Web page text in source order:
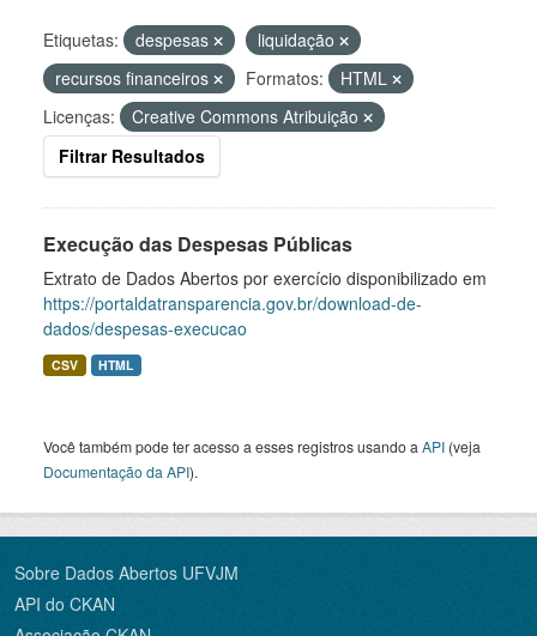
Etiquetas: despesas
liquidação
recursos financeiros
Formatos:
HTML
Licenças:
Creative Commons Atribuição
Filtrar Resultados
Execução das Despesas Públicas
Extrato de Dados Abertos por exercício disponibilizado em
https://portaldatransparencia.gov.br/download-de-
dados/despesas-execucao
CSV HTML
Você também pode ter acesso a esses registros usando a API (veja
Documentação da API).
Sobre Dados Abertos UFVJM
API do CKAN